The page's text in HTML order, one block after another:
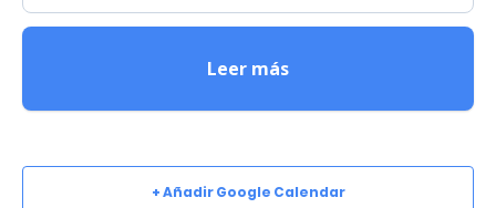
Leer más
+ Añadir Google Calendar